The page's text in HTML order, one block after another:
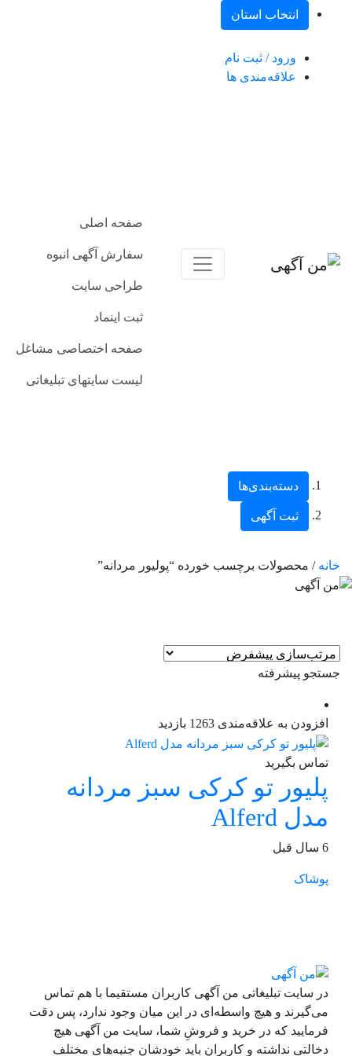
انتخاب استان
ورود / ثبت نام
علاقه‌مندی ها
صفحه اصلی
سفارش آگهی انبوه
طراحی سایت
ثبت اینماد
صفحه اختصاصی مشاغل
لیست سایتهای تبلیغاتی
دسته‌بندی‌ها
ثبت آگهی
خانه / محصولات برچسب خورده “پولیور مردانه”
جستجو پیشرفته
افزودن به علاقه‌مندی 1263 بازدید
تماس بگیرید
پليور تو كركی سبز مردانه
مدل Alferd
6 سال قبل
پوشاک
در سایت تبلیغاتی من آگهی کاربران مستقیما با هم تماس
می‌گیرند و هیچ واسطه‌ای در این میان وجود ندارد، پس دقت
فرمایید که در خرید و فروشِ شما، سایت من آگهی هیچ
دخالتی نداشته و کاربران باید خودشان جنبه‌های مختلف